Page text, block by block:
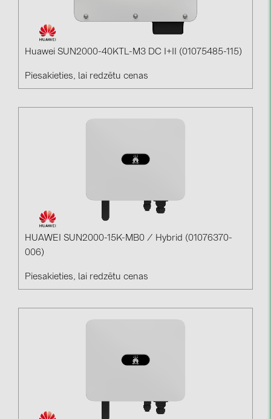
Huawei SUN2000-40KTL-M3 DC I+II (01075485-115)
Piesakieties, lai redzētu cenas
HUAWEI SUN2000-15K-MB0 / Hybrid (01076370-
006)
Piesakieties, lai redzētu cenas